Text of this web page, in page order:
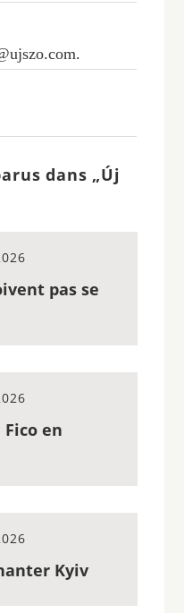
dans „Új
pas se
en
Kyiv